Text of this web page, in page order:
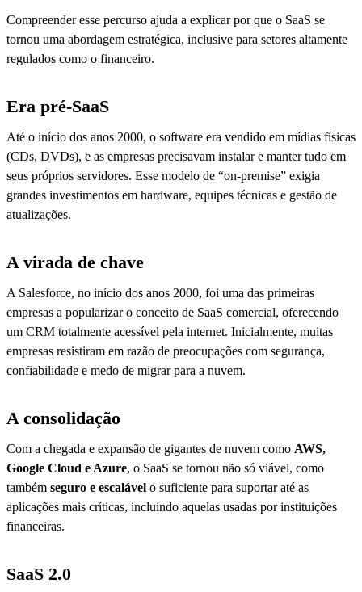
Compreender esse percurso ajuda a explicar por que o SaaS se
tornou uma abordagem estratégica, inclusive para setores altamente
regulados como o financeiro.
Era pré-SaaS
Até o início dos anos 2000, o software era vendido em mídias físicas
(CDs, DVDs), e as empresas precisavam instalar e manter tudo em
seus próprios servidores. Esse modelo de “on-premise” exigia
grandes investimentos em hardware, equipes técnicas e gestão de
atualizações.
A virada de chave
A Salesforce, no início dos anos 2000, foi uma das primeiras
empresas a popularizar o conceito de SaaS comercial, oferecendo
um CRM totalmente acessível pela internet. Inicialmente, muitas
empresas resistiram em razão de preocupações com segurança,
confiabilidade e medo de migrar para a nuvem.
A consolidação
Com a chegada e expansão de gigantes de nuvem como AWS,
Google Cloud e Azure, o SaaS se tornou não só viável, como
também seguro e escalável o suficiente para suportar até as
aplicações mais críticas, incluindo aquelas usadas por instituições
financeiras.
SaaS 2.0